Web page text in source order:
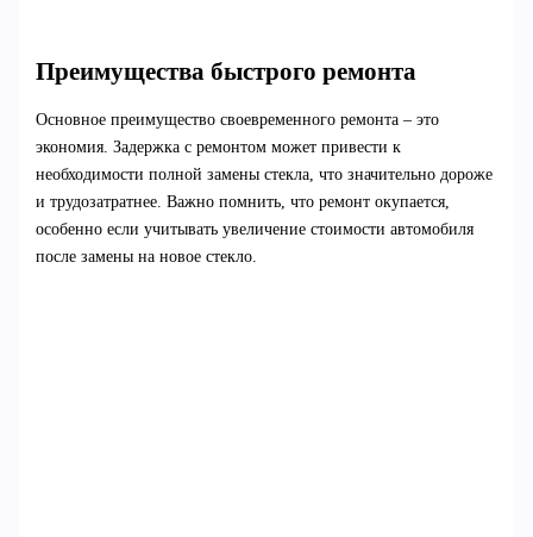
Преимущества быстрого ремонта
Основное преимущество своевременного ремонта – это
экономия. Задержка с ремонтом может привести к
необходимости полной замены стекла, что значительно дороже
и трудозатратнее. Важно помнить, что ремонт окупается,
особенно если учитывать увеличение стоимости автомобиля
после замены на новое стекло.